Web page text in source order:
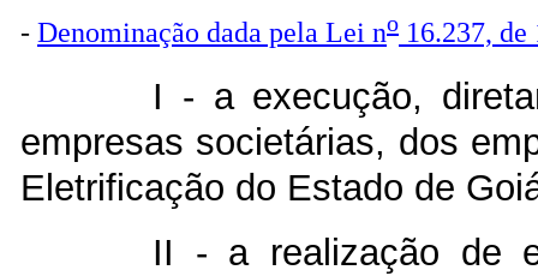
- Denominação dada pela Lei no 16.237,
I - a execução,
empresas societárias, dos
Eletrificação do Estado de
II - a realização de